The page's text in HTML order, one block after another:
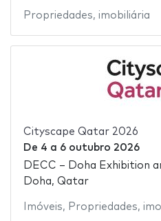
Propriedades, imobiliária
Cityscape Qatar 2026
De 4 a 6 outubro 2026
DECC – Doha Exhibition
Doha, Qatar
Imóveis, Propriedades,